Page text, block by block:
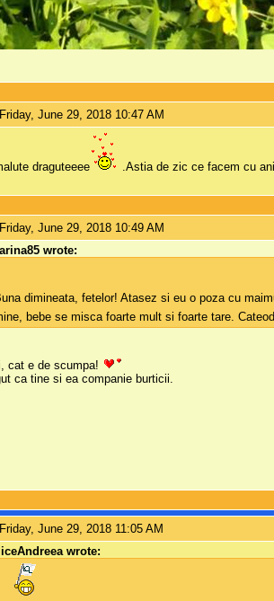
Friday, June 29, 2018 10:47 AM
draguteeee .Astia de zic ce facem cu
Friday, June 29, 2018 10:49 AM
wrote:
dimineata, fetelor! Atasez si eu o poza cu
bebe se misca foarte mult si foarte tare.
cat e de scumpa!
ca tine si ea companie burticii.
Friday, June 29, 2018 11:05 AM
wrote: